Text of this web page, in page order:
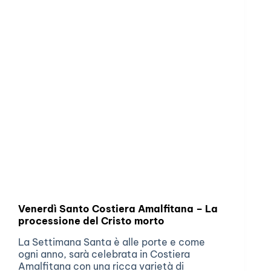
Venerdì Santo Costiera Amalfitana – La
processione del Cristo morto
La Settimana Santa è alle porte e come
ogni anno, sarà celebrata in Costiera
Amalfitana con una ricca varietà di